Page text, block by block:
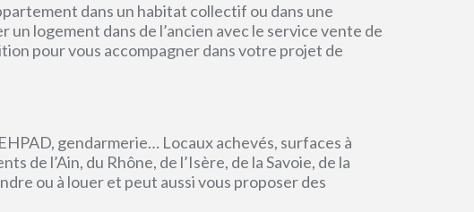
dans un habitat collectif ou dans une
logement dans de l’ancien avec le service vente de
pour vous accompagner dans votre projet de
gendarmerie… Locaux achevés, surfaces à
de l’Ain, du Rhône, de l’Isère, de la Savoie, de la
ou à louer et peut aussi vous proposer des